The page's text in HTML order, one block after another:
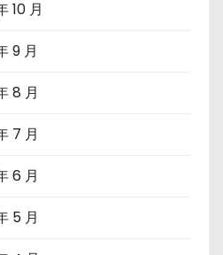
10 月
9 月
8 月
7 月
6 月
5 月